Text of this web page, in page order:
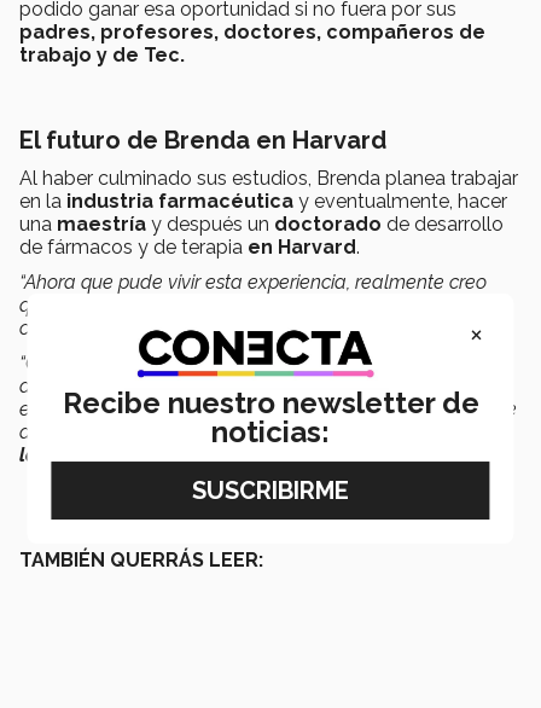
podido ganar esa oportunidad si no fuera por sus
padres, profesores, doctores, compañeros de
trabajo y de Tec.
El futuro de Brenda en Harvard
Al haber culminado sus estudios, Brenda planea trabajar
en la industria farmacéutica y eventualmente, hacer
una maestría y después un doctorado de desarrollo
de fármacos y de terapia en Harvard.
“Ahora que pude vivir esta experiencia, realmente creo
que muchos tienen la posibilidad de ir por sus
conocimientos.
“Considero que más que nada el obstáculo de ir, es un
aspecto de decidirse y en gran parte la cuestión
económica. Aún así, yo sugiero que no tengan el síndrome
de impostor y que se postulen, es algo que
la vida
TAMBIÉN QUERRÁS LEER:
×
Recibe nuestro newsletter de
noticias: